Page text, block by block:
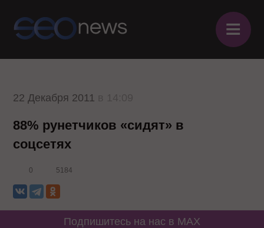
≡
22 Декабря 2011
88% рунетчиков «сидят» в
соцсетях
0 5184
Подпишитесь на нас в MAX